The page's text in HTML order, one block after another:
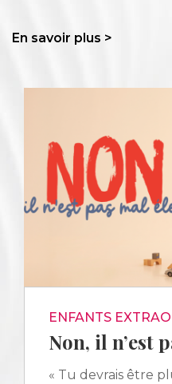
En savoir plus >
ENFANTS
Non, il n’est
« Tu devrais être